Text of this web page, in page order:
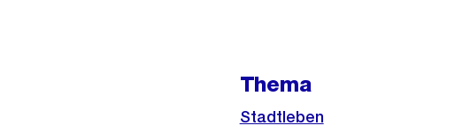
Thema
Stadtleben